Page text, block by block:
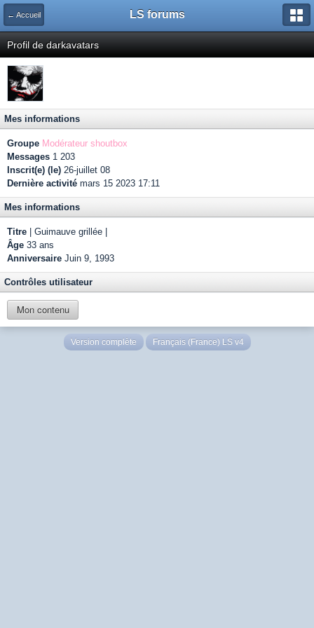
← Accueil LS forums
Profil de darkavatars
Mes informations
Groupe Modérateur shoutbox
Messages 1 203
Inscrit(e) (le) 26-juillet 08
Dernière activité mars 15 2023 17:11
Mes informations
Titre | Guimauve grillée |
Âge 33 ans
Anniversaire Juin 9, 1993
Contrôles utilisateur
Mon contenu
Version complète Français (France) LS v4